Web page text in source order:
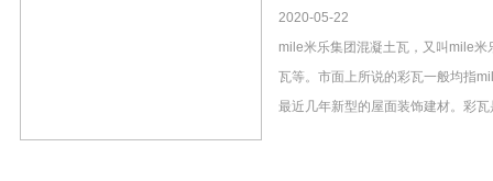
2020-05-22
mile米乐集团混凝土瓦，又叫mile米
瓦等。市面上所说的彩瓦一般均指
最近几年新型的屋面装饰建材。彩